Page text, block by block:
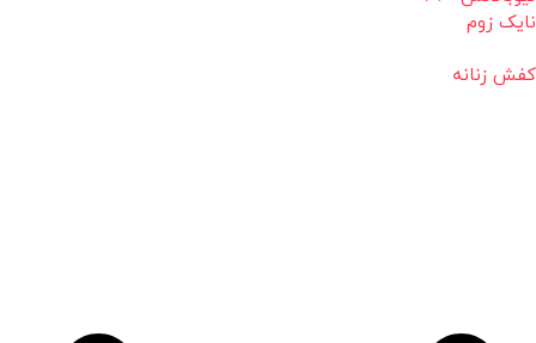
نایک زوم
کفش زنانه